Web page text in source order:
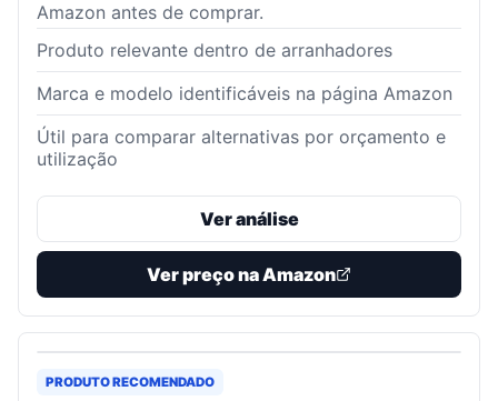
Amazon antes de comprar.
Produto relevante dentro de arranhadores
Marca e modelo identificáveis na página Amazon
Útil para comparar alternativas por orçamento e
utilização
Ver análise
Ver preço na Amazon
PRODUTO RECOMENDADO